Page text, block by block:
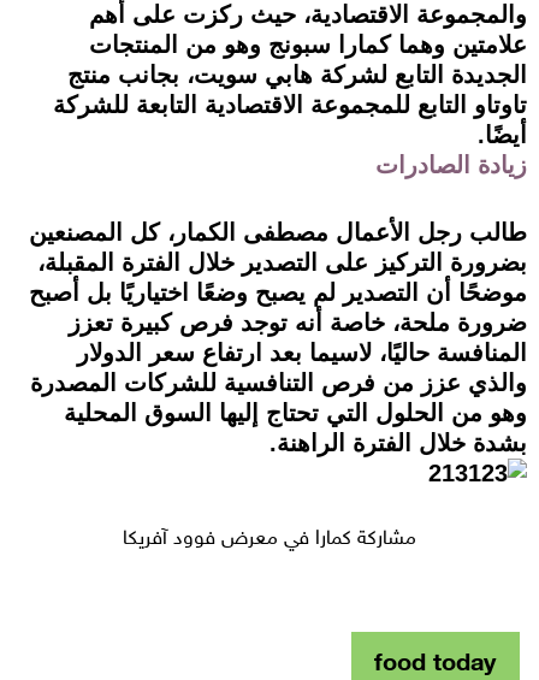
والمجموعة الاقتصادية، حيث ركزت على أهم
علامتين وهما كمارا سبونج وهو من المنتجات
الجديدة التابع لشركة هابي سويت، بجانب منتج
تاوتاو التابع للمجموعة الاقتصادية التابعة للشركة
أيضًا.
زيادة الصادرات
طالب رجل الأعمال مصطفى الكمار، كل المصنعين
بضرورة التركيز على التصدير خلال الفترة المقبلة،
موضحًا أن التصدير لم يصبح وضعًا اختياريًا بل أصبح
ضرورة ملحة، خاصة أنه توجد فرص كبيرة تعزز
المنافسة حاليًا، لاسيما بعد ارتفاع سعر الدولار
والذي عزز من فرص التنافسية للشركات المصدرة
وهو من الحلول التي تحتاج إليها السوق المحلية
بشدة خلال الفترة الراهنة.
مشاركة كمارا في معرض فوود آفريكا
food today